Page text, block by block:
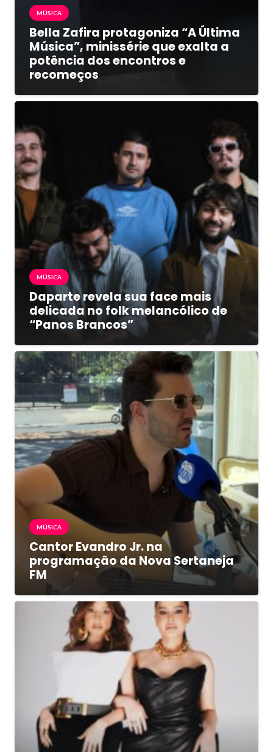
MÚSICA
Bella Zafira protagoniza “A Última
Música”, minissérie que exalta a
potência dos encontros e
recomeços
MÚSICA
Daparte revela sua face mais
delicada no folk melancólico de
“Panos Brancos”
MÚSICA
Cantor Evandro Jr. na
programação da Nova Sertaneja
FM